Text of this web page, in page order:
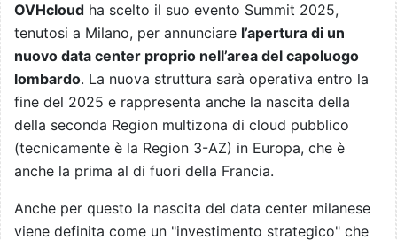
OVHcloud ha scelto il suo evento Summit 2025,
tenutosi a Milano, per annunciare l’apertura di un
nuovo data center proprio nell’area del capoluogo
lombardo. La nuova struttura sarà operativa entro la
fine del 2025 e rappresenta anche la nascita della
della seconda Region multizona di cloud pubblico
(tecnicamente è la Region 3-AZ) in Europa, che è
anche la prima al di fuori della Francia.
Anche per questo la nascita del data center milanese
viene definita come un "investimento strategico" che